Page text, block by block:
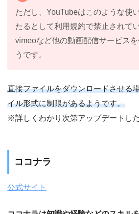
ただし、YouTubeはこのような使
たるとして利用規約で禁止されて
vimeoなど他の動画配信サービス
うです。
直接ファイルをダウンロードさせる
イル形式に制限があるようです。
※詳しくわかり次第アップデートし
ココナラ
公式サイト